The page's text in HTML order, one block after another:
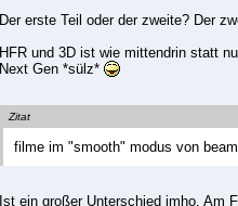
Der erste Teil oder der zweite? Der
HFR und 3D ist wie mittendrin statt
Next Gen *sülz*
Zitat
filme im "smooth" modus von
Ist ein großer Unterschied imho. Am